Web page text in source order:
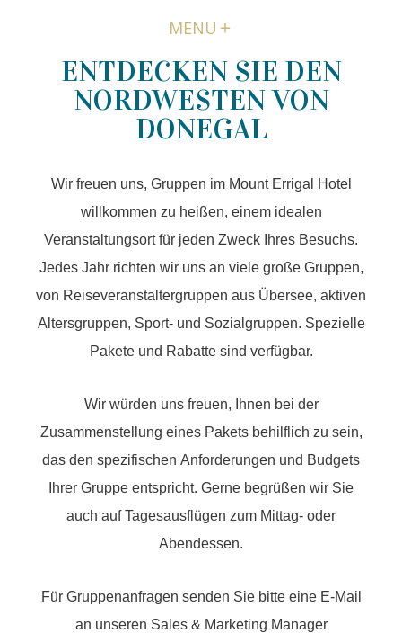
MENU
ENTDECKEN SIE DEN
NORDWESTEN VON
DONEGAL
Wir freuen uns, Gruppen im Mount Errigal Hotel
willkommen zu heißen, einem idealen
Veranstaltungsort für jeden Zweck Ihres Besuchs.
Jedes Jahr richten wir uns an viele große Gruppen,
von Reiseveranstaltergruppen aus Übersee, aktiven
Altersgruppen, Sport- und Sozialgruppen. Spezielle
Pakete und Rabatte sind verfügbar.
Wir würden uns freuen, Ihnen bei der
Zusammenstellung eines Pakets behilflich zu sein,
das den spezifischen Anforderungen und Budgets
Ihrer Gruppe entspricht. Gerne begrüßen wir Sie
auch auf Tagesausflügen zum Mittag- oder
Abendessen.
Für Gruppenanfragen senden Sie bitte eine E-Mail
an unseren Sales & Marketing Manager